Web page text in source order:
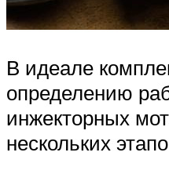
В идеале
определению
инжекторных
нескольких